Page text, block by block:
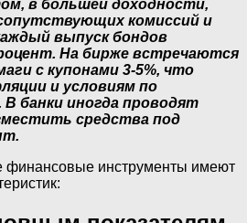
в большей доходности,
комиссий и
выпуск бондов
На бирже встречаются
с купонами 3-5%, что
и условиям по
В банки иногда проводят
средства под
финансовые инструменты имеют